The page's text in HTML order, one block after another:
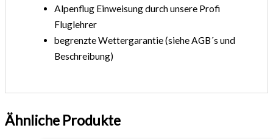
Alpenflug Einweisung durch unsere Profi
Fluglehrer
begrenzte Wettergarantie (siehe AGB´s und
Beschreibung)
Ähnliche Produkte